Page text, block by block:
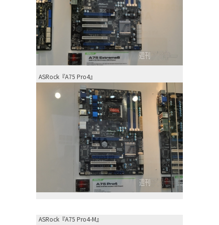
ASRock『A75 Pro4』
ASRock『A75 Pro4-M』